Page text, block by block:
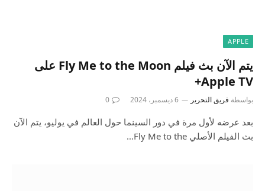
APPLE
يتم الآن بث فيلم Fly Me to the Moon على
Apple TV+
بواسطة فريق التحرير 6 ديسمبر، 2024 0
بعد عرضه لأول مرة في دور السينما حول العالم في يوليو، يتم الآن
بث الفيلم الأصلي Fly Me to the…